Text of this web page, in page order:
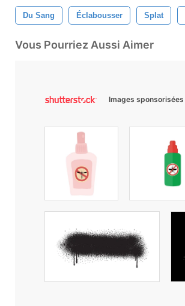
Du Sang Éclabousser Splat
Vous Pourriez Aussi Aimer
Images sponsorisées